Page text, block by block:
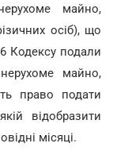
майно,
осіб), що
Кодексу подали
майно,
право подати
відобразити
місяці.